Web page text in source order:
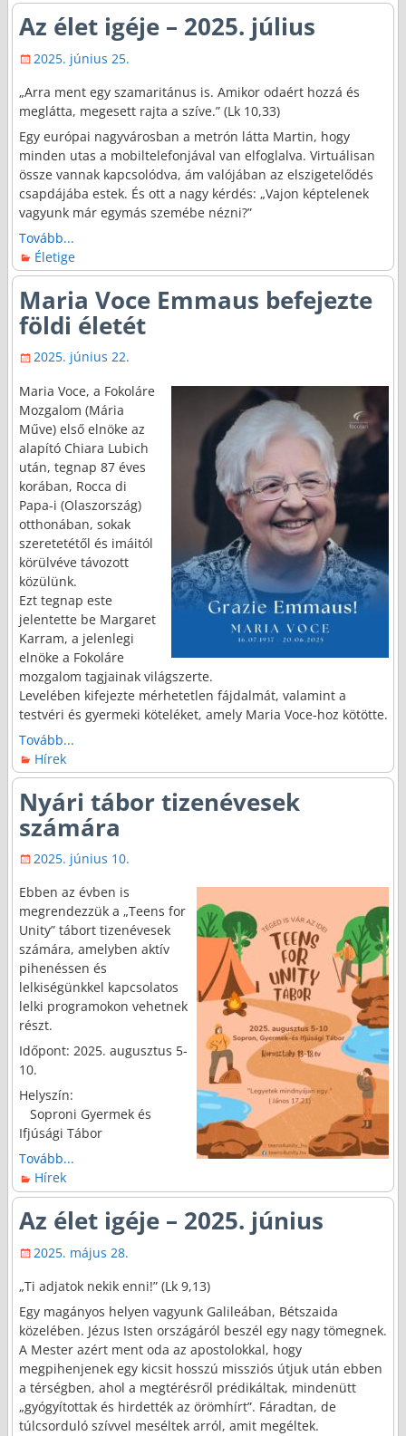
Az élet igéje – 2025. július
2025. június 25.
„Arra ment egy szamaritánus is. Amikor odaért hozzá és
meglátta, megesett rajta a szíve.” (Lk 10,33)
Egy európai nagyvárosban a metrón látta Martin, hogy
minden utas a mobiltelefonjával van elfoglalva. Virtuálisan
össze vannak kapcsolódva, ám valójában az elszigetelődés
csapdájába estek. És ott a nagy kérdés: „Vajon képtelenek
vagyunk már egymás szemébe nézni?”
Tovább...
Életige
Maria Voce Emmaus befejezte
földi életét
2025. június 22.
Maria Voce, a Fokoláre
Mozgalom (Mária
Műve) első elnöke az
alapító Chiara Lubich
után, tegnap 87 éves
korában, Rocca di
Papa-i (Olaszország)
otthonában, sokak
szeretetétől és imáitól
körülvéve távozott
közülünk.
Ezt tegnap este
jelentette be Margaret
Karram, a jelenlegi
elnöke a Fokoláre
mozgalom tagjainak világszerte.
Levelében kifejezte mérhetetlen fájdalmát, valamint a
testvéri és gyermeki köteléket, amely Maria Voce-hoz kötötte.
Tovább...
Hírek
Nyári tábor tizenévesek
számára
2025. június 10.
Ebben az évben is
megrendezzük a „Teens for
Unity” tábort tizenévesek
számára, amelyben aktív
pihenéssen és
lelkiségünkkel kapcsolatos
lelki programokon vehetnek
részt.
Időpont: 2025. augusztus 5-
10.
Helyszín:
Soproni Gyermek és
Ifjúsági Tábor
Tovább...
Hírek
Az élet igéje – 2025. június
2025. május 28.
„Ti adjatok nekik enni!” (Lk 9,13)
Egy magányos helyen vagyunk Galileában, Bétszaida
közelében. Jézus Isten országáról beszél egy nagy tömegnek.
A Mester azért ment oda az apostolokkal, hogy
megpihenjenek egy kicsit hosszú missziós útjuk után ebben
a térségben, ahol a megtérésről prédikáltak, mindenütt
„gyógyítottak és hirdették az örömhírt”. Fáradtan, de
túlcsorduló szívvel meséltek arról, amit megéltek.